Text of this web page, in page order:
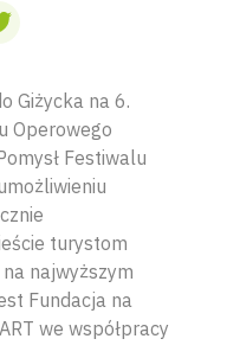
Giżycka na 6.
Operowego
Festiwalu
turystom
najwyższym
Fundacja na
we współpracy